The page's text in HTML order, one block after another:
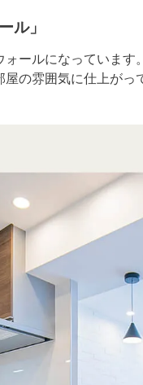
ル」
ールになっています
の雰囲気に仕上が